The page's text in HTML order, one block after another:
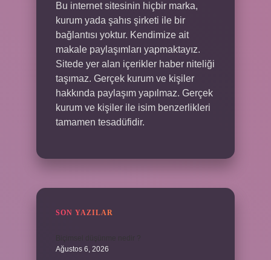
Bu internet sitesinin hiçbir marka,
kurum yada şahıs şirketi ile bir
bağlantısı yoktur. Kendimize ait
makale paylaşımları yapmaktayız.
Sitede yer alan içerikler haber niteliği
taşımaz. Gerçek kurum ve kişiler
hakkında paylaşım yapılmaz. Gerçek
kurum ve kişiler ile isim benzerlikleri
tamamen tesadüfidir.
SON YAZILAR
Ağustos 6, 2026